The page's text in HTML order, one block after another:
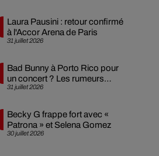
31 juillet 2026
Laura Pausini : retour confirmé
à l'Accor Arena de Paris
31 juillet 2026
Bad Bunny à Porto Rico pour
un concert ? Les rumeurs
s'intensifient
30 juillet 2026
Becky G frappe fort avec «
Patrona » et Selena Gomez